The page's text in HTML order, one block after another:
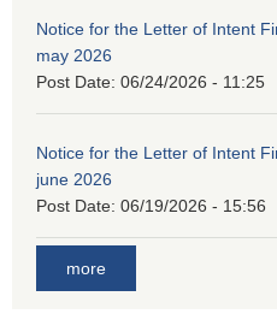
Notice for the Letter of Intent
may 2026
Post Date: 06/24/2026 - 11:25
Notice for the Letter of Intent
june 2026
Post Date: 06/19/2026 - 15:56
more